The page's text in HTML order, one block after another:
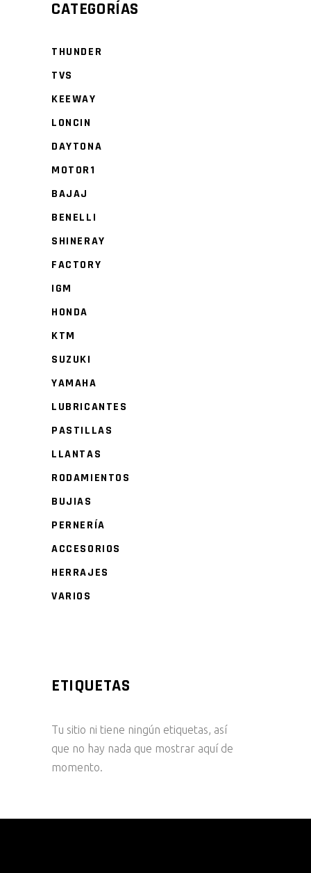
CATEGORÍAS
THUNDER
TVS
KEEWAY
LONCIN
DAYTONA
MOTOR1
BAJAJ
BENELLI
SHINERAY
FACTORY
IGM
HONDA
KTM
SUZUKI
YAMAHA
LUBRICANTES
PASTILLAS
LLANTAS
RODAMIENTOS
BUJIAS
PERNERÍA
ACCESORIOS
HERRAJES
VARIOS
ETIQUETAS
Tu sitio ni tiene ningún etiquetas, así
que no hay nada que mostrar aquí de
momento.